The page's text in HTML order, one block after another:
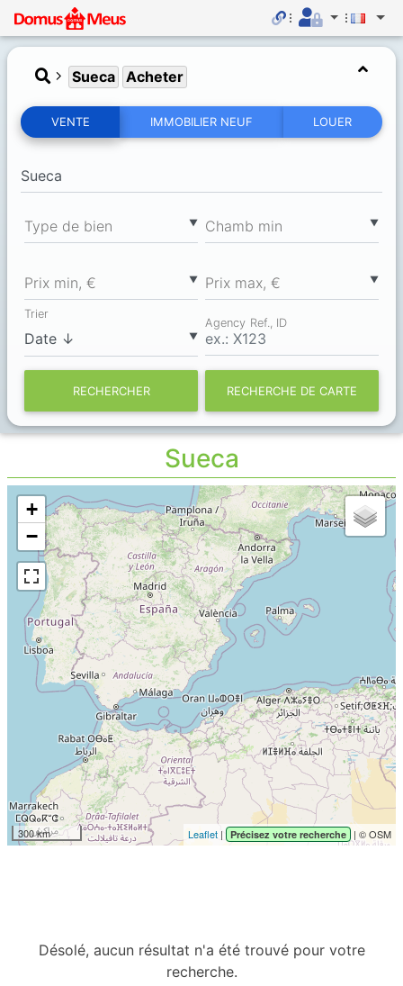
Sueca Acheter
VENTE IMMOBILIER NEUF LOUER
▼
Type de bien ▼
Chamb min
▼
Prix min, € ▼
Prix max, €
▼
Trier
Agency Ref., ID
RECHERCHER RECHERCHE DE CARTE
Sueca
+
−
300 km Leaflet | Précisez votre recherche | © OSM
Désolé, aucun résultat n'a été trouvé pour votre
recherche.